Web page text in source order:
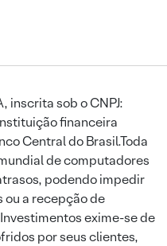
inscrita sob o CNPJ:
financeira
Central do Brasil.Toda
de computadores
podendo impedir
ou a recepção de
exime-se de
por seus clientes,